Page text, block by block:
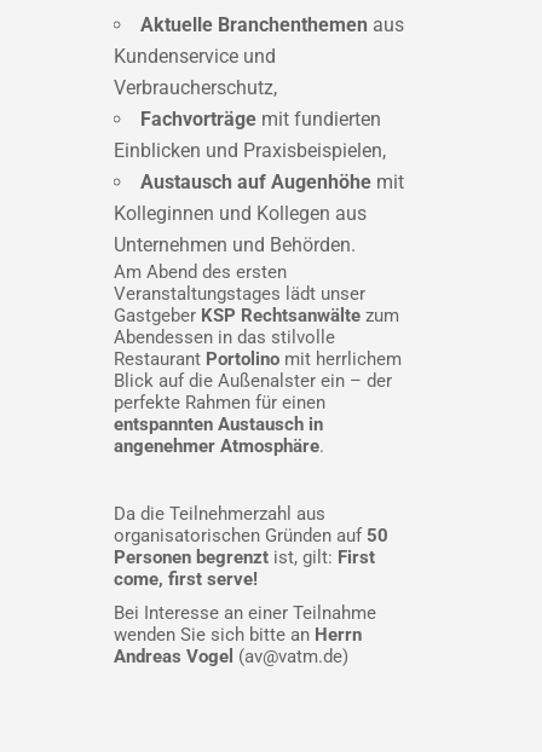
Aktuelle Branchenthemen aus
Kundenservice und
Verbraucherschutz,
Fachvorträge mit fundierten
Einblicken und Praxisbeispielen,
Austausch auf Augenhöhe mit
Kolleginnen und Kollegen aus
Unternehmen und Behörden.
Am Abend des ersten
Veranstaltungstages lädt unser
Gastgeber KSP Rechtsanwälte zum
Abendessen in das stilvolle
Restaurant Portolino mit herrlichem
Blick auf die Außenalster ein – der
perfekte Rahmen für einen
entspannten Austausch in
angenehmer Atmosphäre.
Da die Teilnehmerzahl aus
organisatorischen Gründen auf 50
Personen begrenzt ist, gilt: First
come, first serve!
Bei Interesse an einer Teilnahme
wenden Sie sich bitte an Herrn
Andreas Vogel (av@vatm.de)